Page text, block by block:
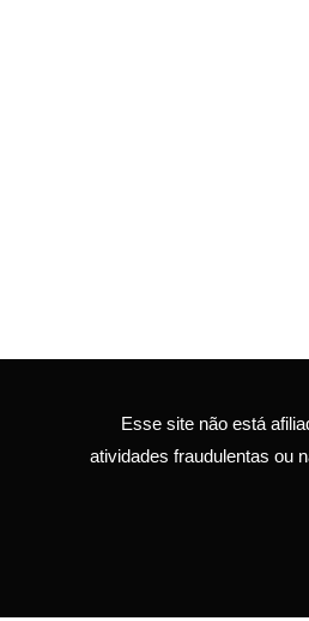
Esse site não está
atividades fraudulentas ou